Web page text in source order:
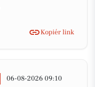
Kopiér link
06-08-2026 09:10